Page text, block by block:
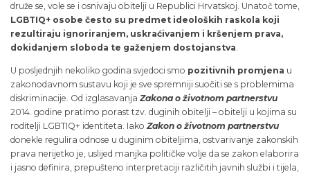
druže se, vole se i osnivaju obitelji u Republici Hrvatskoj. Unatoč tome,
LGBTIQ+ osobe često su predmet ideoloških raskola koji
rezultiraju ignoriranjem, uskraćivanjem i kršenjem prava,
dokidanjem sloboda te gaženjem dostojanstva.
U posljednjih nekoliko godina svjedoci smo pozitivnih promjena u
zakonodavnom sustavu koji je sve spremniji suočiti se s problemima
diskriminacije. Od izglasavanja Zakona o životnom partnerstvu
2014. godine pratimo porast tzv. duginih obitelji – obitelji u kojima su
roditelji LGBTIQ+ identiteta. Iako Zakon o životnom partnerstvu
donekle regulira odnose u duginim obiteljima, ostvarivanje zakonskih
prava nerijetko je, uslijed manjka političke volje da se zakon elaborira
i jasno definira, prepušteno interpretaciji različitih javnih službi i tijela,